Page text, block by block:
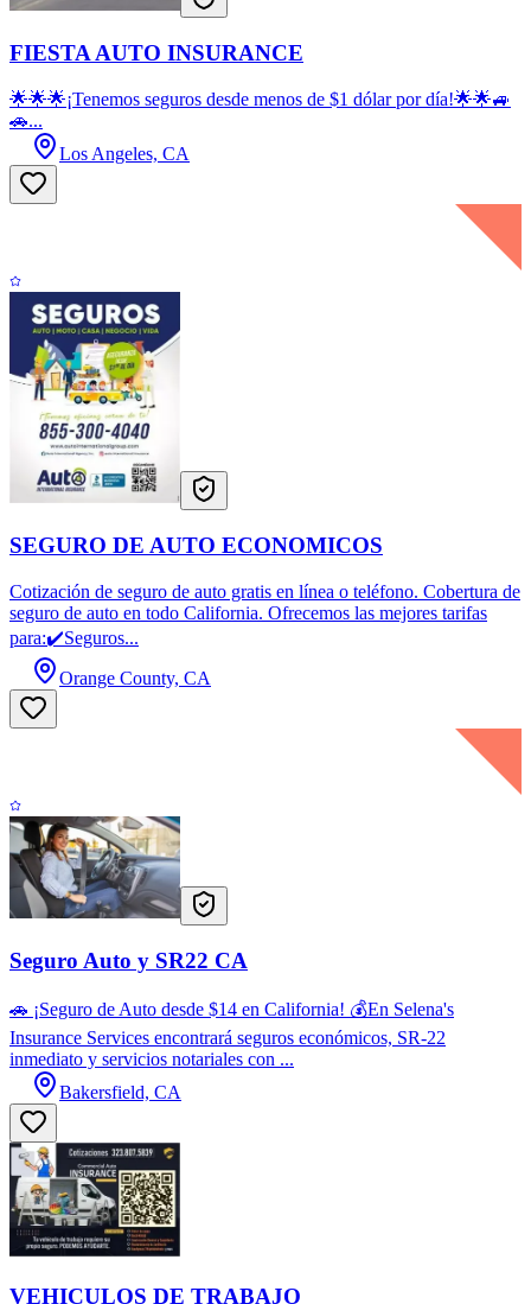
FIESTA AUTO INSURANCE
🌟🌟🌟¡Tenemos seguros desde menos de $1 dólar por día!🌟🌟🚙
🚗...
Los Angeles, CA
SEGURO DE AUTO ECONOMICOS
Cotización de seguro de auto gratis en línea o teléfono. Cobertura de
seguro de auto en todo California. Ofrecemos las mejores tarifas
para:✔️Seguros...
Orange County, CA
Seguro Auto y SR22 CA
🚗 ¡Seguro de Auto desde $14 en California! 💰En Selena's
Insurance Services encontrará seguros económicos, SR-22
inmediato y servicios notariales con ...
Bakersfield, CA
VEHICULOS DE TRABAJO